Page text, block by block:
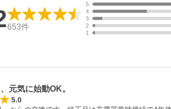
653件
5
4
3
2
1
元気に始動OK。
5.0